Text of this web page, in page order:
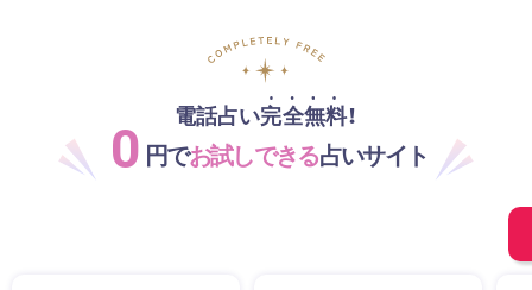
電話占い完全無料！
0 円でお試しできる占いサイト